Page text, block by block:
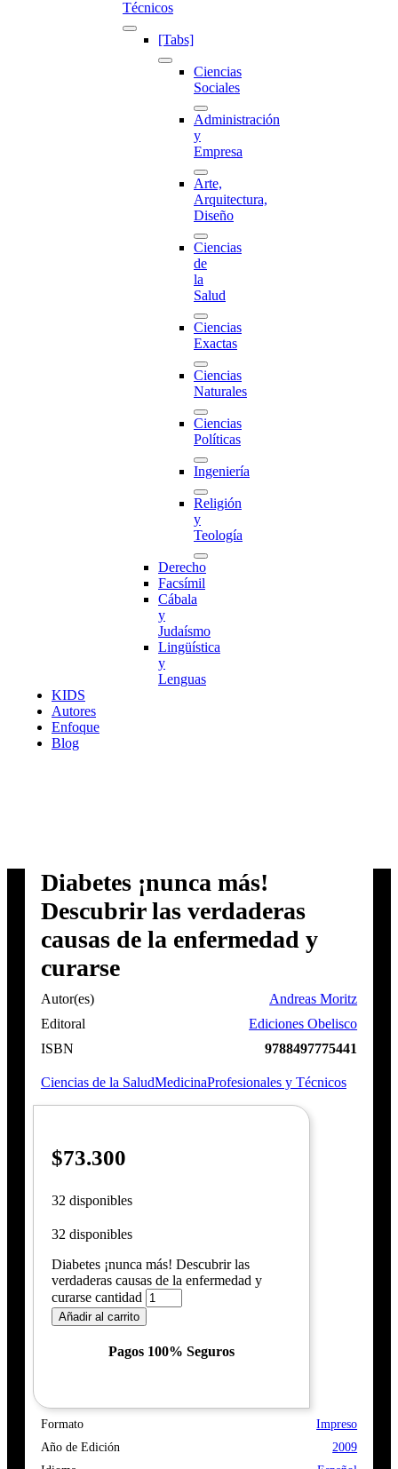
Técnicos
[Tabs]
Ciencias
Sociales
Administración
y
Empresa
Arte,
Arquitectura,
Diseño
Ciencias
de
la
Salud
Ciencias
Exactas
Ciencias
Naturales
Ciencias
Políticas
Ingeniería
Religión
y
Teología
Derecho
Facsímil
Cábala
y
Judaísmo
Lingüística
y
Lenguas
KIDS
Autores
Enfoque
Blog
Diabetes ¡nunca más!
Descubrir las verdaderas
causas de la enfermedad y
curarse
Autor(es)
Andreas Moritz
Editoral
Ediciones Obelisco
ISBN
9788497775441
Ciencias de la SaludMedicinaProfesionales y Técnicos
$73.300
32 disponibles
32 disponibles
Diabetes ¡nunca más! Descubrir las
verdaderas causas de la enfermedad y
curarse cantidad
Añadir al carrito
Pagos 100% Seguros
Formato
Impreso
Año de Edición
2009